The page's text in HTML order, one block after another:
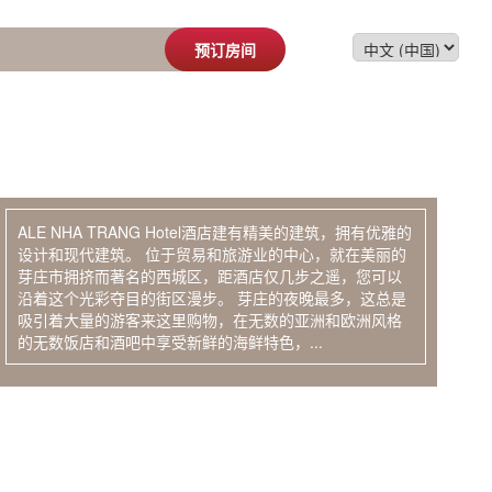
预订房间
ALE NHA TRANG Hotel酒店建有精美的建筑，拥有优雅的
设计和现代建筑。 位于贸易和旅游业的中心，就在美丽的
芽庄市拥挤而著名的西城区，距酒店仅几步之遥，您可以
沿着这个光彩夺目的街区漫步。 芽庄的夜晚最多，这总是
吸引着大量的游客来这里购物，在无数的亚洲和欧洲风格
的无数饭店和酒吧中享受新鲜的海鲜特色，...